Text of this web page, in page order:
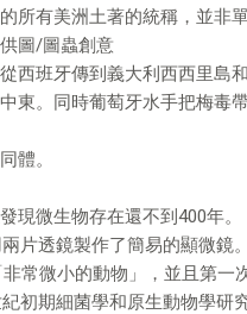
所有美洲土著的統稱，並非
圖/圖蟲創意
西班牙傳到義大利西西里島
東。同時葡萄牙水手把梅毒
體。
現微生物存在還不到400年。
片透鏡製作了簡易的顯微鏡
常微小的動物」，並且第一
初期細菌學和原生動物學研